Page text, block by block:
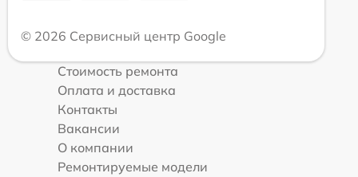
© 2026 Сервисный центр Google
Стоимость ремонта
Оплата и доставка
Контакты
Вакансии
О компании
Ремонтируемые модели